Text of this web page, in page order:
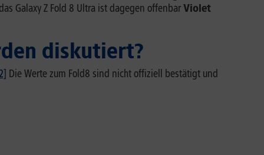
Galaxy Z Fold 8 Ultra ist dagegen offenbarViolet
diskutiert?
Die Werte zum Fold8 sind nicht offiziell bestätigt und